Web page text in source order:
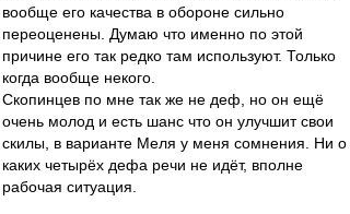
вообще его качества в обороне сильно
переоценены. Думаю что именно по этой
причине его так редко там используют. Только
когда вообще некого.
Скопинцев по мне так же не деф, но он ещё
очень молод и есть шанс что он улучшит свои
скилы, в варианте Меля у меня сомнения. Ни о
каких четырёх дефа речи не идёт, вполне
рабочая ситуация.